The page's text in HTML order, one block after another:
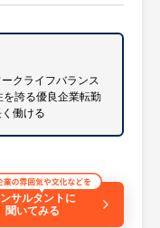
当いただきます。
状況の経営報告
込みなどの日常ル
関連業務
の他庶務等
クライフバランス
誇る優良企業転勤
働ける
サルタントに
聞いてみる